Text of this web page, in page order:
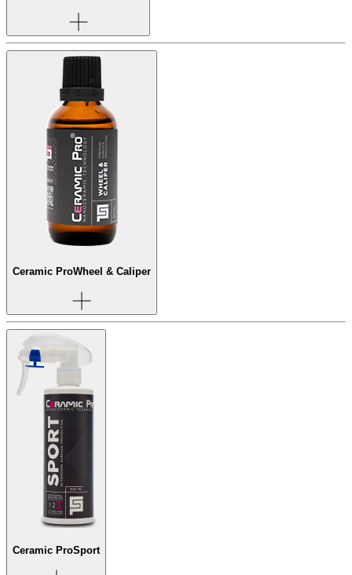
Ceramic ProWheel & Caliper
Ceramic ProSport